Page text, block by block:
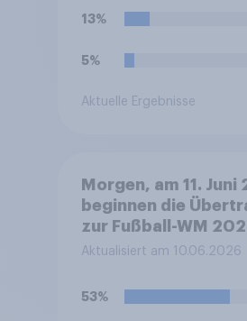
13%
5%
Aktuelle Ergebnisse
Morgen, am 11. Juni
beginnen die
zur Fußball-WM
mit der
und dem
Eröffnungsspiel
Aktualisiert am 10.06.2026
53%